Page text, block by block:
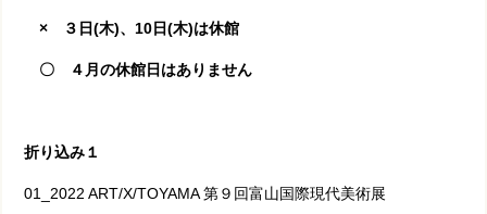
× ３日(木)、10日(木)は休館
〇 ４月の休館日はありません
折り込み１
01_2022 ART/X/TOYAMA 第９回富山国際現代美術展